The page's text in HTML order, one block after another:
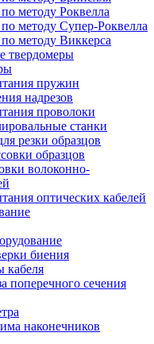
методу Роквелла
методу Супер-Роквелла
методу Виккерса
твердомеры
пружин
надрезов
проволоки
станки
резки образцов
образцов
волоконно-
оптических кабелей
биения
кабеля
поперечного сечения
наконечников